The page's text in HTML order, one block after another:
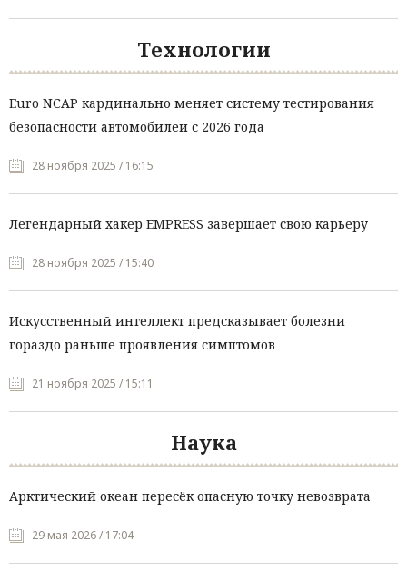
Технологии
Euro NCAP кардинально меняет систему тестирования
безопасности автомобилей с 2026 года
28 ноября 2025 / 16:15
Легендарный хакер EMPRESS завершает свою карьеру
28 ноября 2025 / 15:40
Искусственный интеллект предсказывает болезни
гораздо раньше проявления симптомов
21 ноября 2025 / 15:11
Наука
Арктический океан пересёк опасную точку невозврата
29 мая 2026 / 17:04